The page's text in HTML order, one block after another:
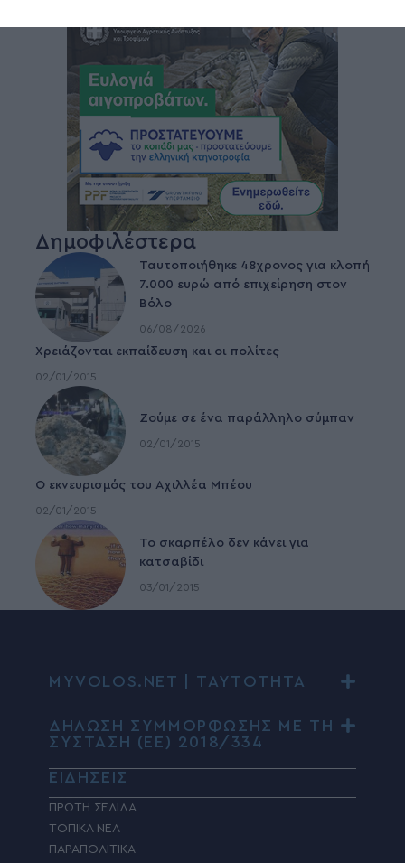
Δημοφιλέστερα
Ταυτοποιήθηκε 48χρονος για κλοπή
7.000 ευρώ από επιχείρηση στον
Βόλο
06/08/2026
Χρειάζονται εκπαίδευση και οι πολίτες
02/01/2015
Ζούμε σε ένα παράλληλο σύμπαν
02/01/2015
Ο εκνευρισμός του Αχιλλέα Μπέου
02/01/2015
To σκαρπέλο δεν κάνει για
κατσαβίδι
03/01/2015
MYVOLOS.NET | ΤΑΥΤΟΤΗΤΑ
ΔΗΛΩΣΗ ΣΥΜΜΟΡΦΩΣΗΣ ΜΕ ΤΗ
ΣΥΣΤΑΣΗ (ΕΕ) 2018/334
ΕΙΔΗΣΕΙΣ
ΠΡΩΤΗ ΣΕΛΙΔΑ
ΤΟΠΙΚΑ ΝΕΑ
ΠΑΡΑΠΟΛΙΤΙΚΑ